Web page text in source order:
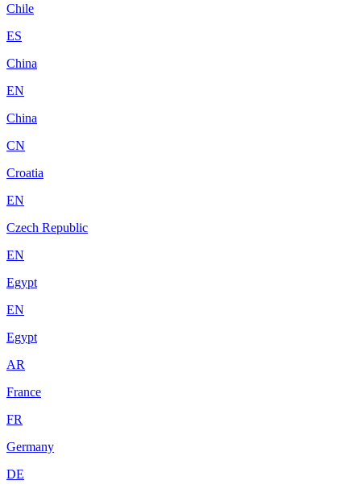
Chile
ES
China
EN
China
CN
Croatia
EN
Czech Republic
EN
Egypt
EN
Egypt
AR
France
FR
Germany
DE